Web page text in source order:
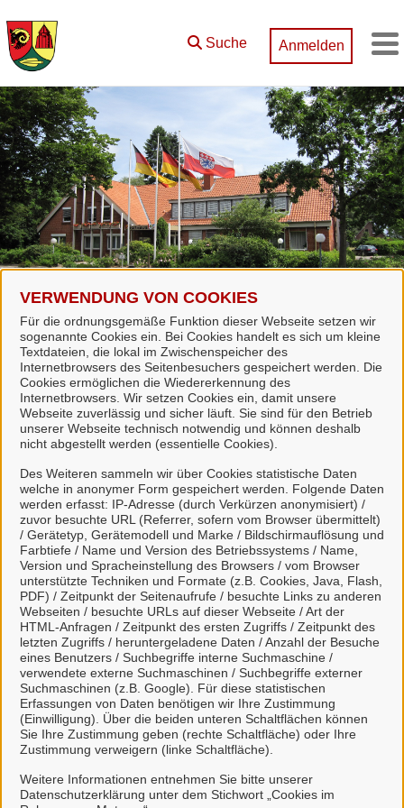
VERWENDUNG VON COOKIES
Für die ordnungsgemäße Funktion dieser Webseite setzen wir
sogenannte Cookies ein. Bei Cookies handelt es sich um kleine
Textdateien, die lokal im Zwischenspeicher des
Internetbrowsers des Seitenbesuchers gespeichert werden. Die
Cookies ermöglichen die Wiedererkennung des
Internetbrowsers. Wir setzen Cookies ein, damit unsere
Webseite zuverlässig und sicher läuft. Sie sind für den Betrieb
unserer Webseite technisch notwendig und können deshalb
nicht abgestellt werden (essentielle Cookies).
Des Weiteren sammeln wir über Cookies statistische Daten
welche in anonymer Form gespeichert werden. Folgende Daten
werden erfasst: IP-Adresse (durch Verkürzen anonymisiert) /
zuvor besuchte URL (Referrer, sofern vom Browser übermittelt)
/ Gerätetyp, Gerätemodell und Marke / Bildschirmauflösung und
Farbtiefe / Name und Version des Betriebssystems / Name,
Version und Spracheinstellung des Browsers / vom Browser
unterstützte Techniken und Formate (z.B. Cookies, Java, Flash,
PDF) / Zeitpunkt der Seitenaufrufe / besuchte Links zu anderen
Webseiten / besuchte URLs auf dieser Webseite / Art der
HTML-Anfragen / Zeitpunkt des ersten Zugriffs / Zeitpunkt des
letzten Zugriffs / heruntergeladene Daten / Anzahl der Besuche
eines Benutzers / Suchbegriffe interne Suchmaschine /
verwendete externe Suchmaschinen / Suchbegriffe externer
Suchmaschinen (z.B. Google). Für diese statistischen
Erfassungen von Daten benötigen wir Ihre Zustimmung
(Einwilligung). Über die beiden unteren Schaltflächen können
Sie Ihre Zustimmung geben (rechte Schaltfläche) oder Ihre
Zustimmung verweigern (linke Schaltfläche).
Weitere Informationen entnehmen Sie bitte unserer
Datenschutzerklärung unter dem Stichwort „Cookies im
Suche Anmelden
Start Dienstleistungen
Dienstleistungen
Sie können hier das Themengebiet wechseln oder alle
Themengebiete
Dienstleistungen
A
A